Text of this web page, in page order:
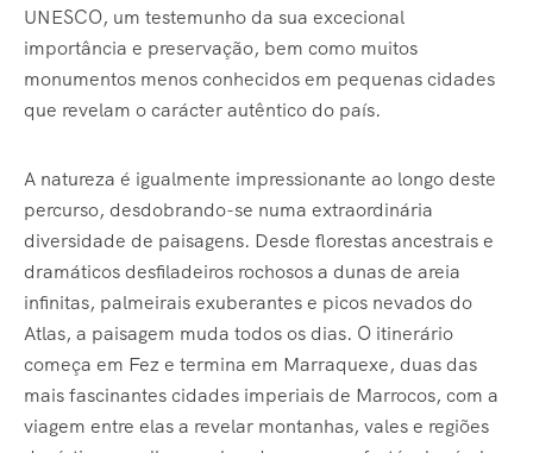
UNESCO, um testemunho da sua excecional
importância e preservação, bem como muitos
monumentos menos conhecidos em pequenas cidades
que revelam o carácter autêntico do país.
A natureza é igualmente impressionante ao longo deste
percurso, desdobrando-se numa extraordinária
diversidade de paisagens. Desde florestas ancestrais e
dramáticos desfiladeiros rochosos a dunas de areia
infinitas, palmeirais exuberantes e picos nevados do
Atlas, a paisagem muda todos os dias. O itinerário
começa em Fez e termina em Marraquexe, duas das
mais fascinantes cidades imperiais de Marrocos, com a
viagem entre elas a revelar montanhas, vales e regiões